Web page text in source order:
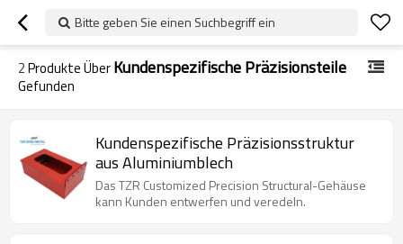
Bitte geben Sie einen Suchbegriff ein
2Produkte ÜberKundenspezifische Präzisionsteile
Gefunden
Kundenspezifische Präzisionsstruktur
aus Aluminiumblech
Das TZR Customized Precision Structural-Gehäuse
kann Kunden entwerfen und veredeln.